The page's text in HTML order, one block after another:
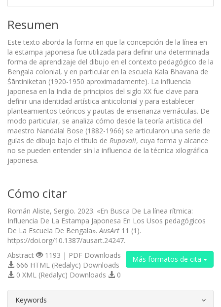
Resumen
Este texto aborda la forma en que la concepción de la línea en
la estampa japonesa fue utilizada para definir una determinada
forma de aprendizaje del dibujo en el contexto pedagógico de la
Bengala colonial, y en particular en la escuela Kala Bhavana de
Śāntiniketan (1920-1950 aproximadamente). La influencia
japonesa en la India de principios del siglo XX fue clave para
definir una identidad artística anticolonial y para establecer
planteamientos teóricos y pautas de enseñanza vernáculas. De
modo particular, se analiza cómo desde la teoría artística del
maestro Nandalal Bose (1882-1966) se articularon una serie de
guías de dibujo bajo el título de Rupavali, cuya forma y alcance
no se pueden entender sin la influencia de la técnica xilográfica
japonesa.
Cómo citar
Román Aliste, Sergio. 2023. «En Busca De La línea rítmica:
Influencia De La Estampa Japonesa En Los Usos pedagógicos
De La Escuela De Bengala».AusArt 11 (1).
https://doi.org/10.1387/ausart.24247.
Más formatos de cita
Abstract
1193 | PDF Downloads
666 HTML (Redalyc) Downloads
0 XML (Redalyc) Downloads
0
Keywords